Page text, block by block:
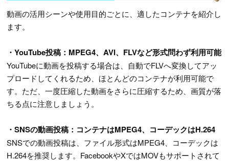
動画の活用シーンや使用目的ごとに、適したコンテナを紹介し
ます。
・YouTube投稿：MPEG4、AVI、FLVなど形式問わず利用可能
YouTubeに動画を投稿する場合は、自動でFLVへ変換してアッ
プロードしてくれるため、ほとんどのコンテナが利用可能で
す。ただ、一度圧縮した動画をさらに圧縮するため、画質が落
ちる点に注意しましょう。
・SNSの動画投稿：コンテナはMPEG4、コーデックはH.264
SNSでの動画投稿は、ファイル形式はMPEG4、コーデックは
H.264を推奨します。FacebookやXではMOVもサポートされて